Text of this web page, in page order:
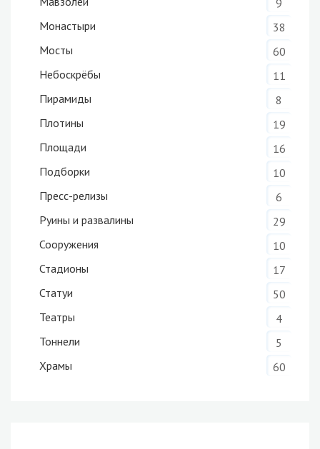
Монастыри
38
Мосты
60
Небоскрёбы
11
Пирамиды
8
Плотины
19
Площади
16
Подборки
10
Пресс-релизы
6
Руины и развалины
29
Сооружения
10
Стадионы
17
Статуи
50
Театры
4
Тоннели
5
Храмы
60